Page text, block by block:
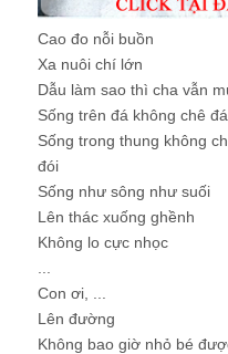
Cao đo nỗi buồn
Xa nuôi chí lớn
Dẫu làm sao thì cha vẫn
Sống trên đá không chê
Sống trong thung không
đói
Sống như sông như suối
Lên thác xuống ghềnh
Không lo cực nhọc
Con ơi, ...
Lên đường
Không bao giờ nhỏ bé